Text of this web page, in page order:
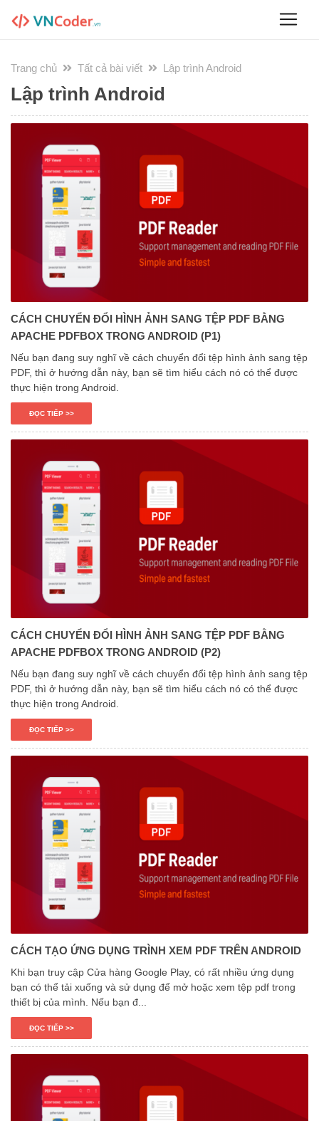
Trang chủ Tất cả bài viết Lập trình Android
Lập trình Android
CÁCH CHUYỂN ĐỔI HÌNH ẢNH SANG TỆP PDF BẰNG
APACHE PDFBOX TRONG ANDROID (P1)
Nếu bạn đang suy nghĩ về cách chuyển đổi tệp hình ảnh sang tệp
PDF, thì ở hướng dẫn này, bạn sẽ tìm hiểu cách nó có thể được
thực hiện trong Android.
ĐỌC TIẾP >>
CÁCH CHUYỂN ĐỔI HÌNH ẢNH SANG TỆP PDF BẰNG
APACHE PDFBOX TRONG ANDROID (P2)
Nếu bạn đang suy nghĩ về cách chuyển đổi tệp hình ảnh sang tệp
PDF, thì ở hướng dẫn này, bạn sẽ tìm hiểu cách nó có thể được
thực hiện trong Android.
ĐỌC TIẾP >>
CÁCH TẠO ỨNG DỤNG TRÌNH XEM PDF TRÊN ANDROID
Khi bạn truy cập Cửa hàng Google Play, có rất nhiều ứng dụng
bạn có thể tải xuống và sử dụng để mở hoặc xem tệp pdf trong
thiết bị của mình. Nếu bạn đ...
ĐỌC TIẾP >>